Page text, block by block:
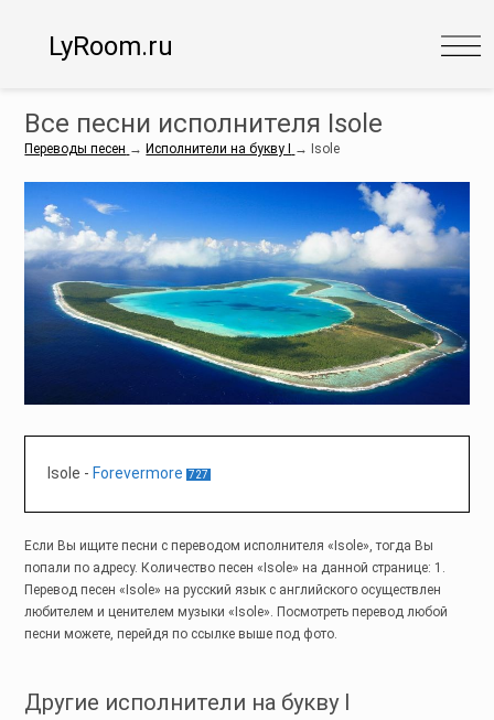
LyRoom.ru
Все песни исполнителя Isole
Переводы песен → Исполнители на букву I → Isole
Isole -Forevermore 727
Если Вы ищите песни с переводом исполнителя «Isole», тогда Вы
попали по адресу. Количество песен «Isole» на данной странице: 1.
Перевод песен «Isole» на русский язык с английского осуществлен
любителем и ценителем музыки «Isole». Посмотреть перевод любой
песни можете, перейдя по ссылке выше под фото.
Другие исполнители на букву I